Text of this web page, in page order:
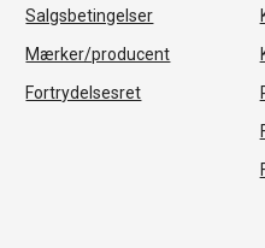
Salgsbetingelser
Mærker/producent
Fortrydelsesret